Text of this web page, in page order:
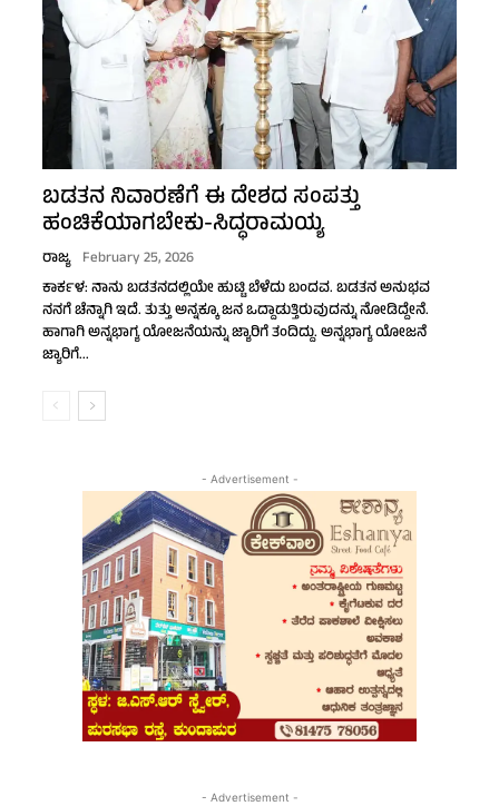
ಬಡತನ ನಿವಾರಣೆಗೆ ಈ ದೇಶದ ಸಂಪತ್ತು
ಹಂಚಿಕೆಯಾಗಬೇಕು-ಸಿದ್ಧರಾಮಯ್ಯ
ರಾಜ್ಯ February 25, 2026
ಕಾರ್ಕಳ: ನಾನು ಬಡತನದಲ್ಲಿಯೇ ಹುಟ್ಟಿ ಬೆಳೆದು ಬಂದವ. ಬಡತನ ಅನುಭವ
ನನಗೆ ಚೆನ್ನಾಗಿ ಇದೆ. ತುತ್ತು ಅನ್ನಕ್ಕೂ ಜನ ಒದ್ದಾಡುತ್ತಿರುವುದನ್ನು ನೋಡಿದ್ದೇನೆ.
ಹಾಗಾಗಿ ಅನ್ನಭಾಗ್ಯ ಯೋಜನೆಯನ್ನು ಜ್ಯಾರಿಗೆ ತಂದಿದ್ದು. ಅನ್ನಭಾಗ್ಯ ಯೋಜನೆ
ಜ್ಯಾರಿಗೆ...
- Advertisement -
- Advertisement -